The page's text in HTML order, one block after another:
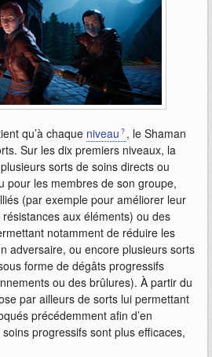
qu’à chaque niveau , le Shaman
Sur les dix premiers niveaux, la
sorts de soins directs ou
pour les membres de son groupe,
(par exemple pour améliorer leur
aux éléments) ou des
notamment de réduire les
adversaire, ou encore plusieurs sorts
forme de dégâts progressifs
ou des brûlures). À partir du
par ailleurs de sorts lui permettant
précédemment afin d’en
progressifs sont plus efficaces,